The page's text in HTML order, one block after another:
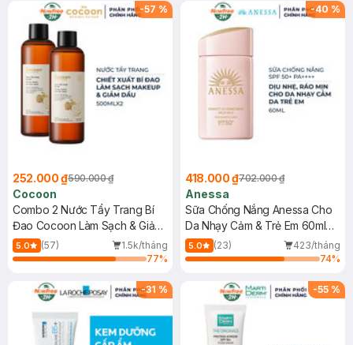
-57 %
252.000 ₫590.000 ₫
Cocoon
Combo 2 Nước Tẩy Trang Bí
Đao Cocoon Làm Sạch & Giảm
Dầu 500ml
5.0 (57)
1.5k/tháng
77%
-40 %
418.000 ₫702.000 ₫
Anessa
Sữa Chống Nắng Anessa Cho
Da Nhạy Cảm & Trẻ Em 60ml
(Mới)
5.0 (23)
423/tháng
74%
-31 % -55 %